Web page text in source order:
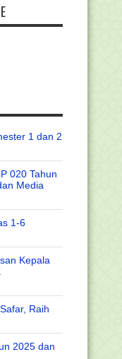
1 dan 2
020 Tahun
Media
1-6
Kepala
Raih
2025 dan